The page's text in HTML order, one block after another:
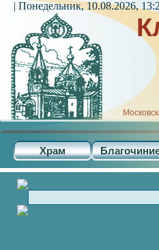
Храм
| Понедельник, 10.08.2026,